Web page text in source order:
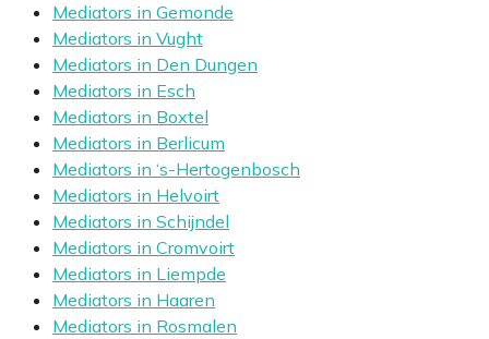
Mediators in Gemonde
Mediators in Vught
Mediators in Den Dungen
Mediators in Esch
Mediators in Boxtel
Mediators in Berlicum
Mediators in ‘s-Hertogenbosch
Mediators in Helvoirt
Mediators in Schijndel
Mediators in Cromvoirt
Mediators in Liempde
Mediators in Haaren
Mediators in Rosmalen